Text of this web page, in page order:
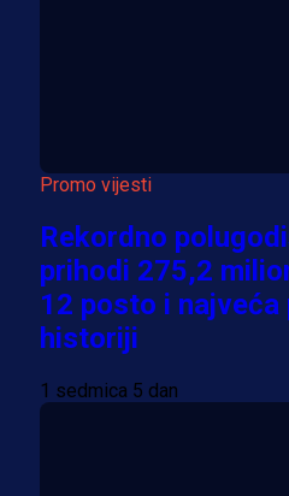
Promo vijesti
Rekordno
prihodi 275,2
12 posto i
historiji
1 sedmica 5 dan